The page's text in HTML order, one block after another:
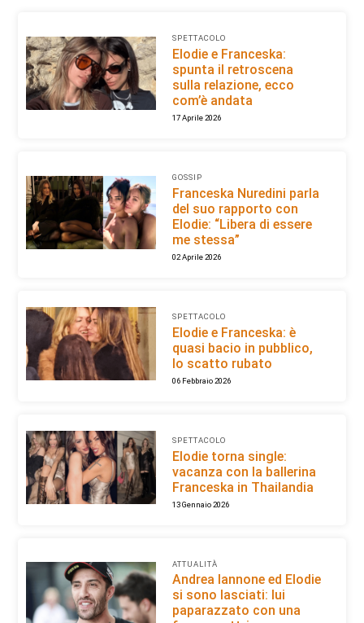
SPETTACOLO
Elodie e Franceska:
spunta il retroscena
sulla relazione, ecco
com’è andata
17 Aprile 2026
GOSSIP
Franceska Nuredini parla
del suo rapporto con
Elodie: “Libera di essere
me stessa”
02 Aprile 2026
SPETTACOLO
Elodie e Franceska: è
quasi bacio in pubblico,
lo scatto rubato
06 Febbraio 2026
SPETTACOLO
Elodie torna single:
vacanza con la ballerina
Franceska in Thailandia
13 Gennaio 2026
ATTUALITÀ
Andrea Iannone ed Elodie
si sono lasciati: lui
paparazzato con una